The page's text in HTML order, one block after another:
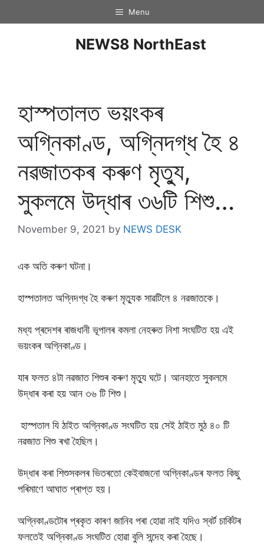
Menu
NEWS8 NorthEast
হাস্পতালত ভয়ংকৰ
অগ্নিকাণ্ড, অগ্নিদগ্ধ হৈ ৪
নৱজাতকৰ কৰুণ মৃত্যু,
সুকলমে উদ্ধাৰ ৩৬টি শিশু…
November 9, 2021 by NEWS DESK
এক অতি কৰুণ ঘটনা।
হাস্পতালত অগ্নিদগ্ধ হৈ কৰুণ মৃত্যুক সাৱটিলে ৪ নৱজাতকে।
মধ্য প্ৰদেশৰ ৰাজধানী ভূপালৰ কমলা নেহৰুত নিশা সংঘটিত হয় এই
ভয়ংকৰ অগ্নিকাণ্ড।
যাৰ ফলত ৪টা নৱজাত শিশুৰ কৰুণ মৃত্যু ঘটে। আনহাতে সুকলমে
উদ্ধাৰ কৰা হয় আন ৩৬ টি শিশু।
হাস্পতাল যি ঠাইত অগ্নিকাণ্ড সংঘটিত হয় সেই ঠাইত মুঠ ৪০ টি
নৱজাত শিশু ৰখা হৈছিল।
উদ্ধাৰ কৰা শিশুসকলৰ ভিতৰতো কেইবাজনো অগ্নিকাণ্ডৰ ফলত কিছু
পৰিমাণে আঘাত প্ৰাপ্ত হয়।
অগ্নিকাণ্ডটোৰ প্ৰকৃত কাৰণ জানিব পৰা হোৱা নাই যদিও স্বৰ্ট চাৰ্কিটৰ
ফলতেই অগ্নিকাণ্ড সংঘটিত হোৱা বুলি সন্দেহ কৰা হৈছে।